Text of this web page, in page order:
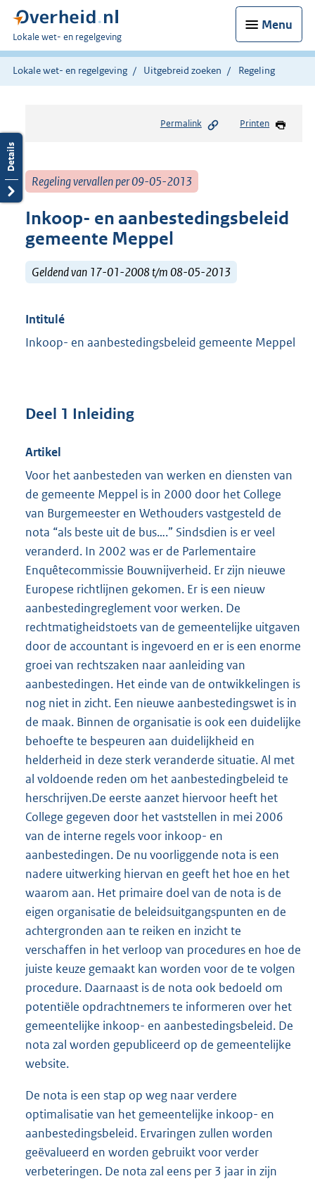
Menu
U
bent
hier:
Lokale wet- en regelgeving
Lokale wet- en regelgeving Uitgebreid zoeken Regeling
Permalink Printen
Regeling vervallen per 09-05-2013
Inkoop- en aanbestedingsbeleid
gemeente Meppel
Geldend van 17-01-2008 t/m 08-05-2013
Intitulé
Inkoop- en aanbestedingsbeleid gemeente Meppel
Deel 1 Inleiding
Artikel
Voor het aanbesteden van werken en diensten van
de gemeente Meppel is in 2000 door het College
van Burgemeester en Wethouders vastgesteld de
nota “als beste uit de bus….” Sindsdien is er veel
veranderd. In 2002 was er de Parlementaire
Enquêtecommissie Bouwnijverheid. Er zijn nieuwe
Europese richtlijnen gekomen. Er is een nieuw
aanbestedingreglement voor werken. De
rechtmatigheidstoets van de gemeentelijke uitgaven
door de accountant is ingevoerd en er is een enorme
groei van rechtszaken naar aanleiding van
aanbestedingen. Het einde van de ontwikkelingen is
nog niet in zicht. Een nieuwe aanbestedingswet is in
de maak. Binnen de organisatie is ook een duidelijke
behoefte te bespeuren aan duidelijkheid en
helderheid in deze sterk veranderde situatie. Al met
al voldoende reden om het aanbestedingbeleid te
herschrijven.De eerste aanzet hiervoor heeft het
College gegeven door het vaststellen in mei 2006
van de interne regels voor inkoop- en
aanbestedingen. De nu voorliggende nota is een
nadere uitwerking hiervan en geeft het hoe en het
waarom aan. Het primaire doel van de nota is de
eigen organisatie de beleidsuitgangspunten en de
achtergronden aan te reiken en inzicht te
verschaffen in het verloop van procedures en hoe de
juiste keuze gemaakt kan worden voor de te volgen
procedure. Daarnaast is de nota ook bedoeld om
potentiële opdrachtnemers te informeren over het
gemeentelijke inkoop- en aanbestedingsbeleid. De
nota zal worden gepubliceerd op de gemeentelijke
website.
De nota is een stap op weg naar verdere
optimalisatie van het gemeentelijke inkoop- en
aanbestedingsbeleid. Ervaringen zullen worden
geëvalueerd en worden gebruikt voor verder
verbeteringen. De nota zal eens per 3 jaar in zijn